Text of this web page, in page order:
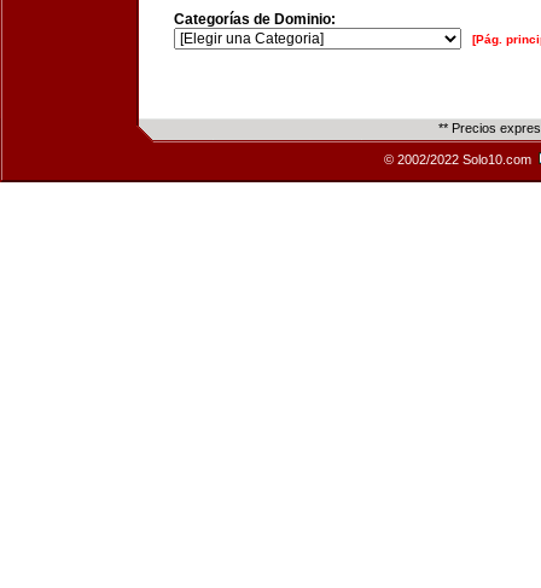
Categorías de Dominio:
[Pág.
** Precios
© 2002/2022 Solo10.com